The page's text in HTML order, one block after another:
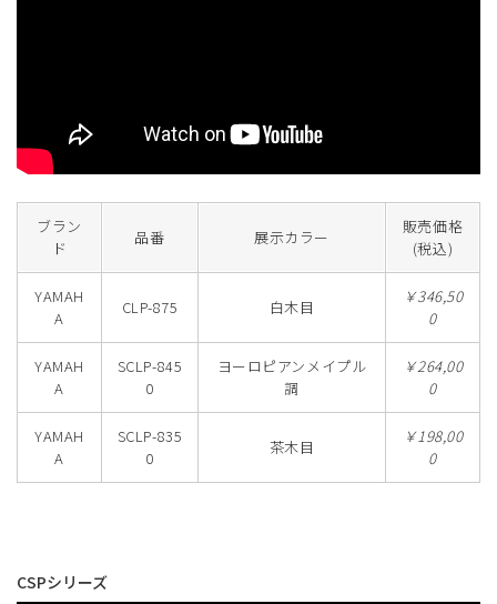
ブラン
ド
品番 展示カラー
販売価格
(税込)
YAMAH
A
CLP-875 白木目
￥346,50
0
YAMAH
A
SCLP-845
0
ヨーロピアンメイプル
調
￥264,00
0
YAMAH
A
SCLP-835
0
茶木目
￥198,00
0
CSPシリーズ